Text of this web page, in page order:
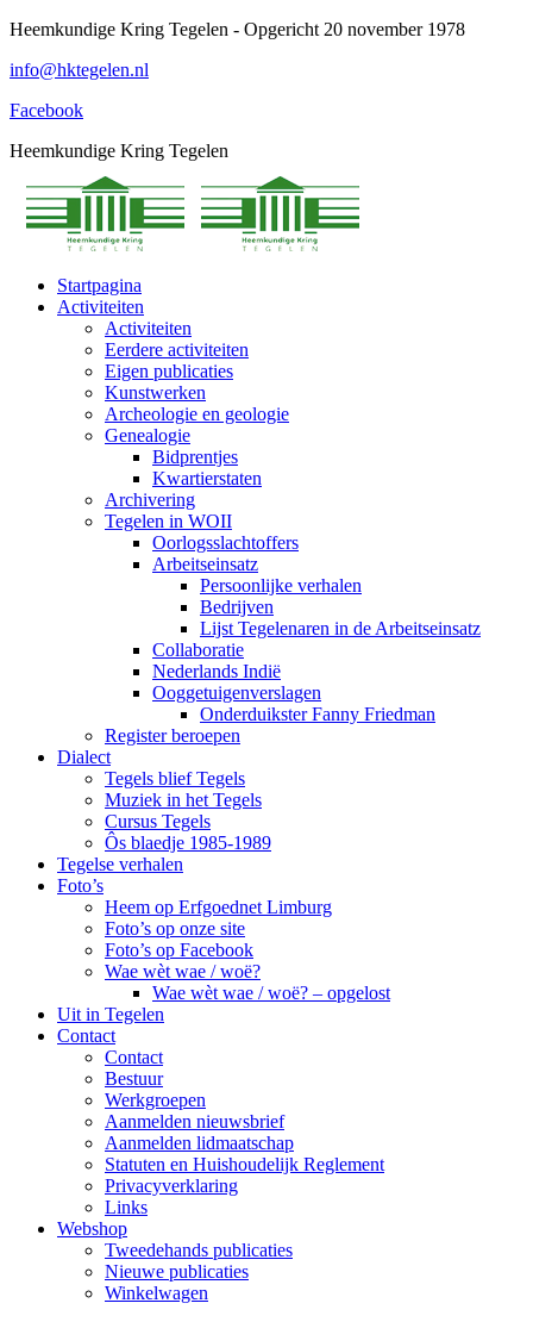
Spring
content
Heemkundige Kring Tegelen - Opgericht 20 november 1978
info@hktegelen.nl
Facebook
Heemkundige Kring Tegelen
Startpagina
Activiteiten
Activiteiten
Eerdere activiteiten
Eigen publicaties
Kunstwerken
Archeologie en geologie
Genealogie
Bidprentjes
Kwartierstaten
Archivering
Tegelen in WOII
Oorlogsslachtoffers
Arbeitseinsatz
Persoonlijke verhalen
Bedrijven
Lijst Tegelenaren in de Arbeitseinsatz
Collaboratie
Nederlands Indië
Ooggetuigenverslagen
Onderduikster Fanny Friedman
Register beroepen
Dialect
Tegels blief Tegels
Muziek in het Tegels
Cursus Tegels
Ôs blaedje 1985-1989
Tegelse verhalen
Foto’s
Heem op Erfgoednet Limburg
Foto’s op onze site
Foto’s op Facebook
Wae wèt wae / woë?
Wae wèt wae / woë? – opgelost
Uit in Tegelen
Contact
Contact
Bestuur
Werkgroepen
Aanmelden nieuwsbrief
Aanmelden lidmaatschap
Statuten en Huishoudelijk Reglement
Privacyverklaring
Links
Webshop
Tweedehands publicaties
Nieuwe publicaties
Winkelwagen